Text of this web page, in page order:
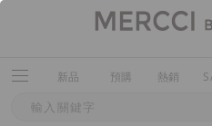
新品 預購 熱銷